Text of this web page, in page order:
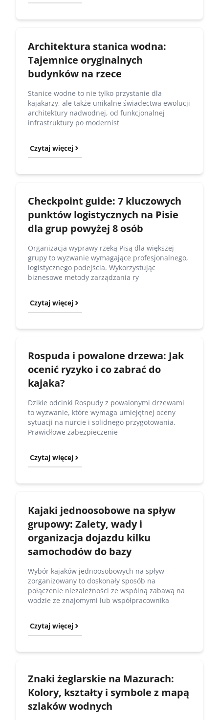
Architektura stanica wodna:
Tajemnice oryginalnych
budynków na rzece
Stanice wodne to nie tylko przystanie dla
kajakarzy, ale także unikalne świadectwa ewolucji
architektury nadwodnej, od funkcjonalnej
infrastruktury po modernist
Czytaj więcej
Checkpoint guide: 7 kluczowych
punktów logistycznych na Pisie
dla grup powyżej 8 osób
Organizacja wyprawy rzeką Pisą dla większej
grupy to wyzwanie wymagające profesjonalnego,
logistycznego podejścia. Wykorzystując
biznesowe metody zarządzania ry
Czytaj więcej
Rospuda i powalone drzewa: Jak
ocenić ryzyko i co zabrać do
kajaka?
Dzikie odcinki Rospudy z powalonymi drzewami
to wyzwanie, które wymaga umiejętnej oceny
sytuacji na nurcie i solidnego przygotowania.
Prawidłowe zabezpieczenie
Czytaj więcej
Kajaki jednoosobowe na spływ
grupowy: Zalety, wady i
organizacja dojazdu kilku
samochodów do bazy
Wybór kajaków jednoosobowych na spływ
zorganizowany to doskonały sposób na
połączenie niezależności ze wspólną zabawą na
wodzie ze znajomymi lub współpracownika
Czytaj więcej
Znaki żeglarskie na Mazurach:
Kolory, kształty i symbole z mapą
szlaków wodnych